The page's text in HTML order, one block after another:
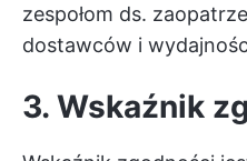
zespołom ds.
dostawców i
3. Wskaźnik